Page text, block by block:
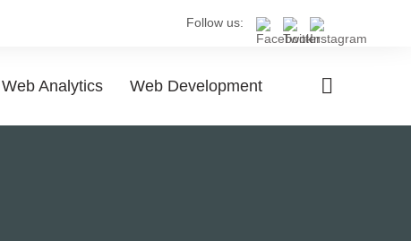
Follow us:
Web Analytics Web Development